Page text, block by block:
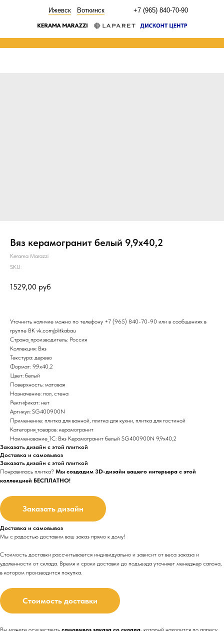
+7 (965) 840-70-90
Ижевск Воткинск
Вяз керамогранит белый 9,9х40,2
Kerama Marazzi
SKU:
1529,00 руб
Уточнить наличие можно по телефону +7 (965) 840-70-90 или в сообщениях в
группе ВК vk.com/plitkabau
Страна_производитель: Россия
Коллекция: Вяз
Текстура: дерево
Формат: 9,9x40,2
Цвет: белый
Поверхность: матовая
Назначение: пол, стена
Ректификат: нет
Артикул: SG400900N
Применение: плитка для ванной, плитка для кухни, плитка для гостиной
Категория_товаров: керамогранит
Наименование_1С: Вяз Керамогранит белый SG400900N 9,9х40,2
Заказать дизайн с этой плиткой
Доставка и самовывоз
Заказать дизайн с этой плиткой
Понравилась плитка? Мы создадим 3D-дизайн вашего интерьера с этой
коллекцией БЕСПЛАТНО!
Заказать дизайн
Доставка и самовывоз
Мы с радостью доставим ваш заказ прямо к дому!
Стоимость доставки рассчитывается индивидуально и зависит от веса заказа и
удаленности от склада. Время и сроки доставки до подъезда уточняет менеджер салона,
в котором производится покупка.
Стоимость доставки
Вы можете осуществить самовывоз заказа со склада, который находится по адресу